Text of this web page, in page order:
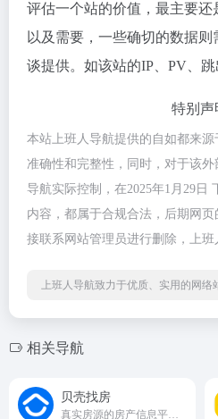
评估一个站的价值，最主要
以及需要，一些确切的数据
谈提供。如该站的IP、PV、跳
特别声
本站上班人导航提供的自如都来
准确性和完整性，同时，对于该
导航实际控制，在2025年1月29日
内容，都属于合规合法，后期网
接联系网站管理员进行删除，上班
上班人导航致力于优质、实用的网络
相关导航
贝壳找房